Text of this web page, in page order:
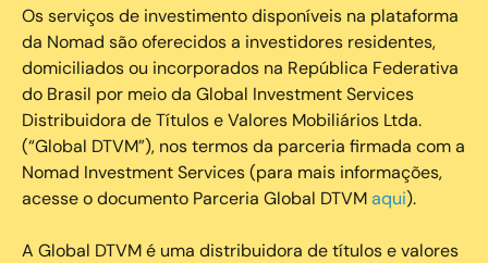
Os serviços de investimento disponíveis na plataforma
da Nomad são oferecidos a investidores residentes,
domiciliados ou incorporados na República Federativa
do Brasil por meio da Global Investment Services
Distribuidora de Títulos e Valores Mobiliários Ltda.
(“Global DTVM”), nos termos da parceria firmada com a
Nomad Investment Services (para mais informações,
acesse o documento Parceria Global DTVMaqui).
A Global DTVM é uma distribuidora de títulos e valores